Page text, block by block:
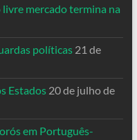
mercado termina na
políticas 21 de
Estados 20 de julho de
em Português-